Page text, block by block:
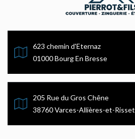
623 chemin d'Eternaz
01000 Bourg En Bresse
205 Rue du Gros Chêne
38760 Varces-Allières-et-Risset